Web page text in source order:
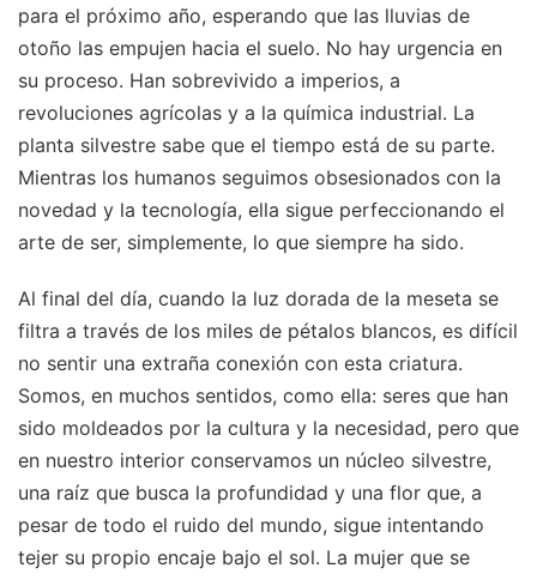
para el próximo año, esperando que las lluvias de
otoño las empujen hacia el suelo. No hay urgencia en
su proceso. Han sobrevivido a imperios, a
revoluciones agrícolas y a la química industrial. La
planta silvestre sabe que el tiempo está de su parte.
Mientras los humanos seguimos obsesionados con la
novedad y la tecnología, ella sigue perfeccionando el
arte de ser, simplemente, lo que siempre ha sido.
Al final del día, cuando la luz dorada de la meseta se
filtra a través de los miles de pétalos blancos, es difícil
no sentir una extraña conexión con esta criatura.
Somos, en muchos sentidos, como ella: seres que han
sido moldeados por la cultura y la necesidad, pero que
en nuestro interior conservamos un núcleo silvestre,
una raíz que busca la profundidad y una flor que, a
pesar de todo el ruido del mundo, sigue intentando
tejer su propio encaje bajo el sol. La mujer que se